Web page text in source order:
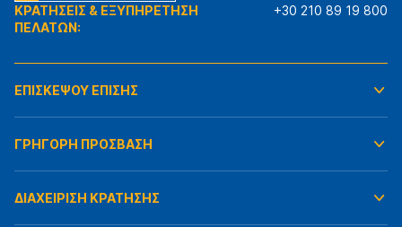
ΚΡΑΤΗΣΕΙΣ & ΕΞΥΠΗΡΕΤΗΣΗ
ΠΕΛΑΤΩΝ:
+30 210 89 19 800
ΕΠΙΣΚΕΨΟΥ ΕΠΙΣΗΣ
ΓΡΗΓΟΡΗ ΠΡΟΣΒΑΣΗ
ΔΙΑΧΕΙΡΙΣΗ ΚΡΑΤΗΣΗΣ